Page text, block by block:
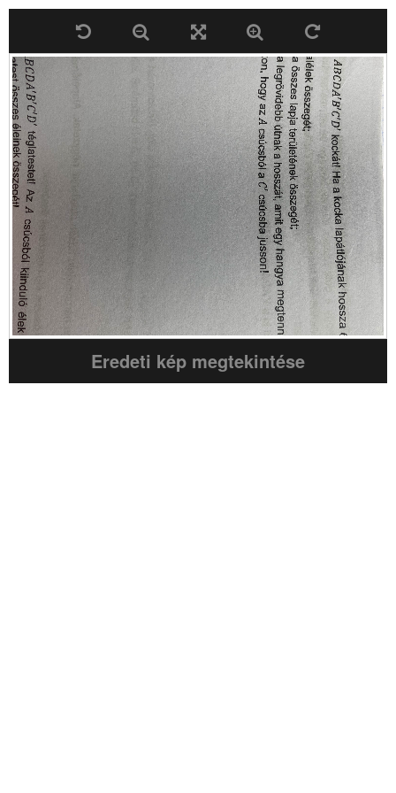
Eredeti kép megtekintése